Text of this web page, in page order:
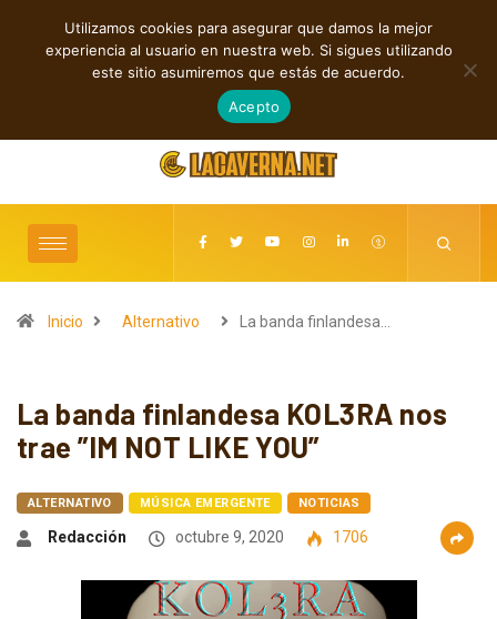
TENDENCIAS
Shaven Primates: Un estallido de Hard Rock contra el control digital
agosto 7, 2026
Inicio Alternativo La banda finlandesa…
La banda finlandesa KOL3RA nos
trae ”IM NOT LIKE YOU”
ALTERNATIVO MÚSICA EMERGENTE NOTICIAS
Redacción octubre 9, 2020 1706
Utilizamos cookies para asegurar que damos la mejor
experiencia al usuario en nuestra web. Si sigues utilizando
este sitio asumiremos que estás de acuerdo.
Acepto